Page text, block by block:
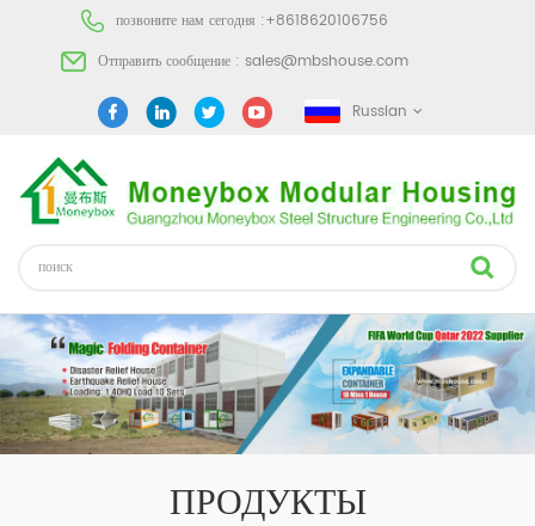
позвоните нам сегодня :+8618620106756
Отправить сообщение : sales@mbshouse.com
Russian
ПРОДУКТЫ